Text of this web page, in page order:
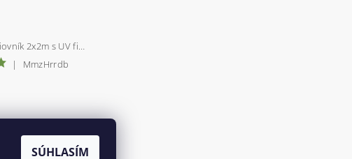
Záhradný fóliovník 2x2m s UV filtrom STANDARD
|
MmzHrrdb
SÚHLASÍM